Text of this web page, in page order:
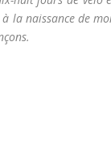
la naissance de